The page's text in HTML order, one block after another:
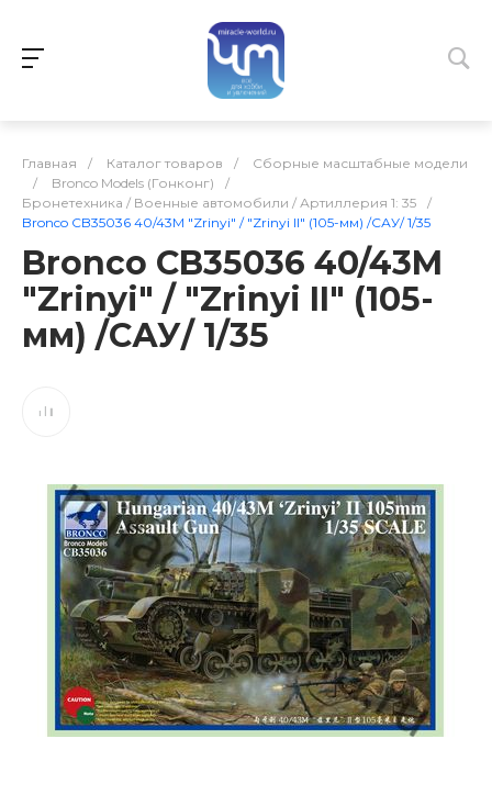
Главная / Каталог товаров /
Сборные масштабные модели
/
Bronco Models (Гонконг)
/
Бронетехника / Военные автомобили / Артиллерия 1: 35
/
Bronco CB35036 40/43M "Zrinyi" / "Zrinyi II" (105-мм) /САУ/ 1/35
Bronco CB35036 40/43M
"Zrinyi" / "Zrinyi II" (105-
мм) /САУ/ 1/35